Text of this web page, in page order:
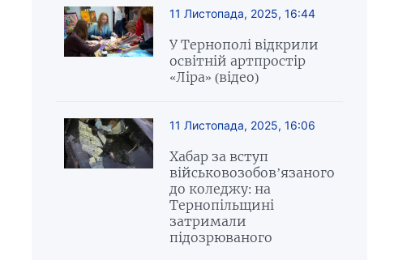
11 Листопада, 2025, 16:44
У Тернополі відкрили
освітній артпростір
«Ліра» (відео)
11 Листопада, 2025, 16:06
Хабар за вступ
військовозобов’язаного
до коледжу: на
Тернопільщині
затримали
підозрюваного